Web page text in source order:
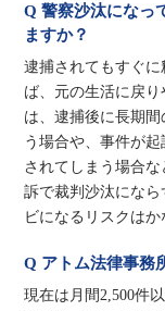
Q 警察沙汰になっ
ますか？
逮捕されてもすぐ
ば、元の生活に戻
は、逮捕後に長期
う場合や、事件が
されてしまう場合
訴で裁判沙汰にな
ビになるリスクはか
Q アトム法律事務
現在は月間2,500件